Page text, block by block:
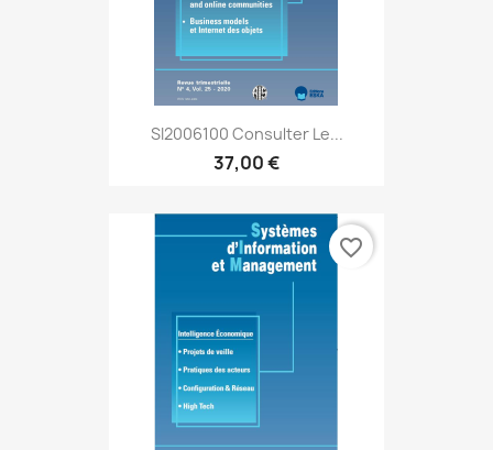
SI2006100 Consulter Le...
37,00 €
favorite_border